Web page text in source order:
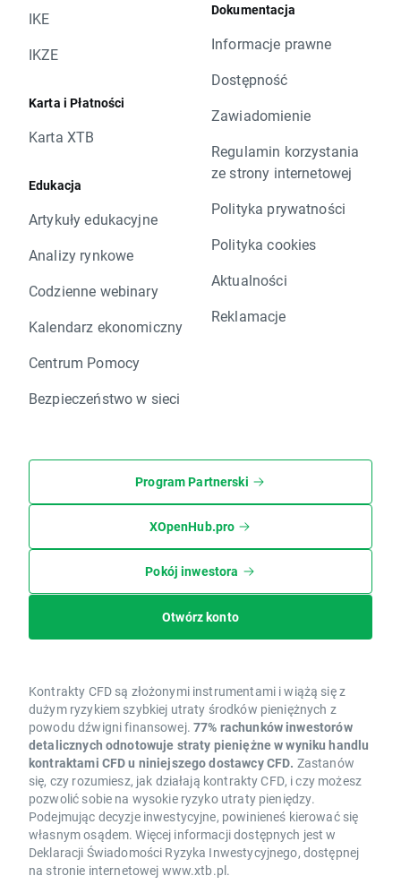
IKE
IKZE
Karta i Płatności
Karta XTB
Edukacja
Artykuły edukacyjne
Analizy rynkowe
Codzienne webinary
Kalendarz ekonomiczny
Centrum Pomocy
Bezpieczeństwo w sieci
Dokumentacja
Informacje prawne
Dostępność
Zawiadomienie
Regulamin korzystania
ze strony internetowej
Polityka prywatności
Polityka cookies
Aktualności
Reklamacje
Program Partnerski
XOpenHub.pro
Pokój inwestora
Otwórz konto
Kontrakty CFD są złożonymi instrumentami i wiążą się z
dużym ryzykiem szybkiej utraty środków pieniężnych z
powodu dźwigni finansowej. 77% rachunków inwestorów
detalicznych odnotowuje straty pieniężne w wyniku handlu
kontraktami CFD u niniejszego dostawcy CFD. Zastanów
się, czy rozumiesz, jak działają kontrakty CFD, i czy możesz
pozwolić sobie na wysokie ryzyko utraty pieniędzy.
Podejmując decyzje inwestycyjne, powinieneś kierować się
własnym osądem. Więcej informacji dostępnych jest w
Deklaracji Świadomości Ryzyka Inwestycyjnego, dostępnej
na stronie internetowej www.xtb.pl.